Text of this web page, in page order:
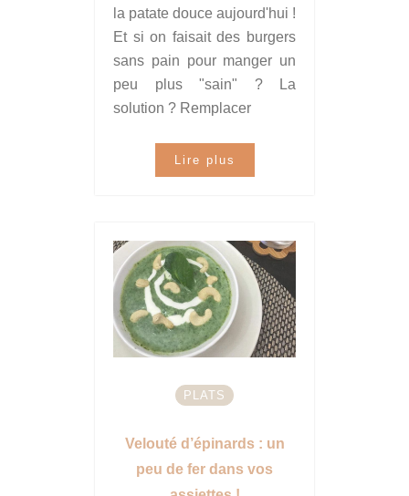
la patate douce aujourd'hui !
Et si on faisait des burgers
sans pain pour manger un
peu plus "sain" ? La
solution ? Remplacer
Lire plus
PLATS
Velouté d’épinards : un
peu de fer dans vos